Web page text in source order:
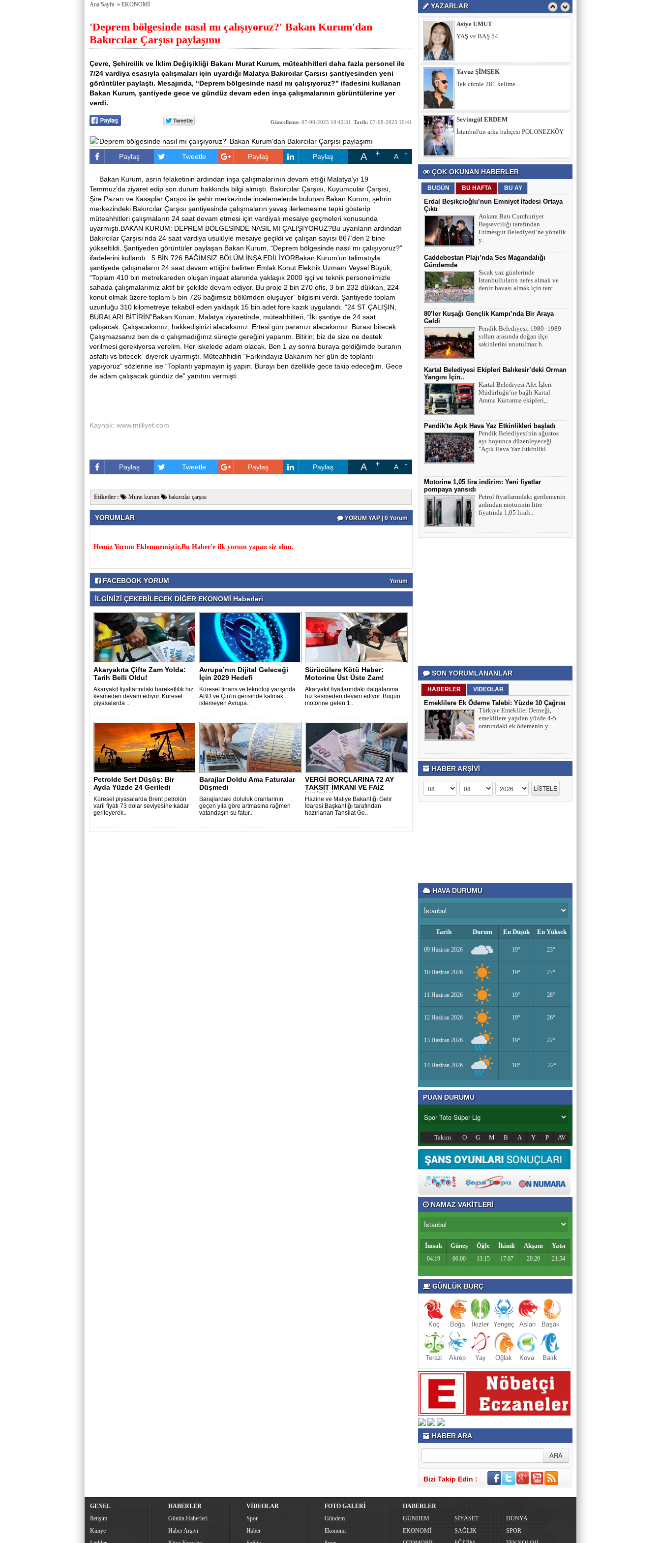
porno
escort
antalya
escort
bursa
escort
bursa
escort
alanya
Genel
şehir
rehberi
Takviye
Ana Sayfa » EKONOMİ
'Deprem bölgesinde nasıl mı çalışıyoruz?' Bakan Kurum'dan
Bakırcılar Çarşısı paylaşımı
Çevre, Şehircilik ve İklim Değişikliği Bakanı Murat Kurum, müteahhitleri daha fazla personel ile
7/24 vardiya esasıyla çalışmaları için uyardığı Malatya Bakırcılar Çarşısı şantiyesinden yeni
görüntüler paylaştı. Mesajında, “Deprem bölgesinde nasıl mı çalışıyoruz?” ifadesini kullanan
Bakan Kurum, şantiyede gece ve gündüz devam eden inşa çalışmalarının görüntülerine yer
verdi.
Güncelleme: 07-08-2025 10:42:31 Tarih: 07-08-2025 10:41
Paylaş Tweetle Paylaş Paylaş A A
Bakan Kurum, asrın felaketinin ardından inşa çalışmalarının devam ettiği Malatya’yı 19
Temmuz’da ziyaret edip son durum hakkında bilgi almıştı. Bakırcılar Çarşısı, Kuyumcular Çarşısı,
Şire Pazarı ve Kasaplar Çarşısı ile şehir merkezinde incelemelerde bulunan Bakan Kurum, şehrin
merkezindeki Bakırcılar Çarşısı şantiyesinde çalışmaların yavaş ilerlemesine tepki gösterip
müteahhitleri çalışmaların 24 saat devam etmesi için vardiyalı mesaiye geçmeleri konusunda
uyarmıştı.BAKAN KURUM: DEPREM BÖLGESİNDE NASIL MI ÇALIŞIYORUZ?Bu uyarıların ardından
Bakırcılar Çarşısı’nda 24 saat vardiya usulüyle mesaiye geçildi ve çalışan sayısı 867’den 2 bine
yükseltildi. Şantiyeden görüntüler paylaşan Bakan Kurum, “Deprem bölgesinde nasıl mı çalışıyoruz?”
ifadelerini kullandı. 5 BİN 726 BAĞIMSIZ BÖLÜM İNŞA EDİLİYORBakan Kurum’un talimatıyla
şantiyede çalışmaların 24 saat devam ettiğini belirten Emlak Konut Elektrik Uzmanı Veysel Büyük,
“Toplam 410 bin metrekareden oluşan inşaat alanında yaklaşık 2000 işçi ve teknik personelimizle
sahada çalışmalarımız aktif bir şekilde devam ediyor. Bu proje 2 bin 270 ofis, 3 bin 232 dükkan, 224
konut olmak üzere toplam 5 bin 726 bağımsız bölümden oluşuyor” bilgisini verdi. Şantiyede toplam
uzunluğu 310 kilometreye tekabül eden yaklaşık 15 bin adet fore kazık uygulandı. “24 ST ÇALIŞIN,
BURALARI BİTİRİN”Bakan Kurum, Malatya ziyaretinde, müteahhitleri, “İki şantiye de 24 saat
çalışacak. Çalışacaksınız, hakkedişinizi alacaksınız. Ertesi gün paranızı alacaksınız. Burası bitecek.
Çalışmazsanız ben de o çalışmadığınız süreçte gereğini yaparım. Bitirin; biz de size ne destek
verilmesi gerekiyorsa verelim. Her iskelede adam olacak. Ben 1 ay sonra buraya geldiğimde buranın
asfaltı vs bitecek” diyerek uyarmıştı. Müteahhidin “Farkındayız Bakanım her gün de toplantı
yapıyoruz” sözlerine ise “Toplantı yapmayın iş yapın. Burayı ben özellikle gece takip edeceğim. Gece
de adam çalışacak gündüz de” yanıtını vermişti.
Kaynak: www.milliyet.com
Paylaş Tweetle Paylaş Paylaş A A
Etiketler : Murat kurum bakırcılar çarşısı
YORUMLAR YORUM YAP | 0 Yorum
Henüz Yorum Eklenmemiştir.Bu Haber'e ilk yorum yapan siz olun.
FACEBOOK YORUM Yorum
İLGİNİZİ ÇEKEBİLECEK DİĞER EKONOMİ Haberleri
Akaryakıta Çifte Zam Yolda:
Tarih Belli Oldu!
Akaryakıt fiyatlarındaki hareketlilik hız
kesmeden devam ediyor. Küresel
piyasalarda ..
Avrupa’nın Dijital Geleceği
İçin 2029 Hedefi
Küresel finans ve teknoloji yarışında
ABD ve Çin'in gerisinde kalmak
istemeyen Avrupa..
Sürücülere Kötü Haber:
Motorine Üst Üste Zam!
Akaryakıt fiyatlarındaki dalgalanma
hız kesmeden devam ediyor. Bugün
motorine gelen 1..
Petrolde Sert Düşüş: Bir
Ayda Yüzde 24 Geriledi
Küresel piyasalarda Brent petrolün
varil fiyatı 73 dolar seviyesine kadar
gerileyerek..
Barajlar Doldu Ama Faturalar
Düşmedi
Barajlardaki doluluk oranlarının
geçen yıla göre artmasına rağmen
vatandaşın su fatur..
VERGİ BORÇLARINA 72 AY
TAKSİT İMKANI VE FAİZ
İNDİRİMİ..
Hazine ve Maliye Bakanlığı Gelir
İdaresi Başkanlığı tarafından
hazırlanan Tahsilat Ge..
YAZARLAR
Yavuz ŞİMŞEK
Tek cümle 281 kelime...
Sevimgül ERDEM
Ömer ERDEM
Memura Çifte İkramiye, Emekliye Sabır
Fatih Şimşek
Z Kuşağını Anlamak
Adnan Can ATAMAN
Mutant virüsler tam aşılanmış kişileri tehdit
eder mi?
Asiye UMUT
YAŞ ve BAŞ 54
Yavuz ŞİMŞEK
Tek cümle 281 kelime...
ÇOK OKUNAN HABERLER
BUGÜN BU HAFTA BU AY
Erdal Beşikçioğlu’nun Emniyet İfadesi Ortaya
Çıktı
Ankara Batı Cumhuriyet
Başsavcılığı tarafından
Etimesgut Belediyesi’ne yönelik
y..
Caddebostan Plajı’nda Ses Magandalığı
Gündemde
Sıcak yaz günlerinde
İstanbulluların nefes almak ve
deniz havası almak için terc..
80’ler Kuşağı Gençlik Kampı’nda Bir Araya
Geldi
Pendik Belediyesi, 1980–1989
yılları arasında doğan ilçe
sakinlerini unutulmaz b..
Kartal Belediyesi Ekipleri Balıkesir’deki Orman
Yangını İçin..
Kartal Belediyesi Afet İşleri
Müdürlüğü’ne bağlı Kartal
Arama Kurtarma ekipleri,..
Pendik'te Açık Hava Yaz Etkinlikleri başladı
Pendik Belediyesi'nin ağustos
ayı boyunca düzenleyeceği
"Açık Hava Yaz Etkinlikl..
Motorine 1,05 lira indirim: Yeni fiyatlar
pompaya yansıdı
Petrol fiyatlarındaki gerilemenin
ardından motorinin litre
fiyatında 1,05 liralı..
porno
izle
antalya
escort
antalya
escort
antalya
escort
bursa
escort
bursa
alanya
escort
Genel
Hesap
Türkiye
şehir
rehberi
Takviye
karşılaştırmaları
SON YORUMLANANLAR
HABERLER VİDEOLAR
Emeklilere Ek Ödeme Talebi: Yüzde 10 Çağrısı
Türkiye Emekliler Derneği,
emeklilere yapılan yüzde 4-5
oranındaki ek ödemenin y..
HABER ARŞİVİ
HAVA DURUMU
Tarih Durum En Düşük En Yüksek
09 Haziran 2026 19° 23°
10 Haziran 2026 19° 27°
11 Haziran 2026 19° 28°
12 Haziran 2026 19° 26°
13 Haziran 2026 19° 22°
14 Haziran 2026 18° 22°
PUAN DURUMU
Takım O G M B A Y P AV
NAMAZ VAKİTLERİ
İmsak Güneş Öğle İkindi Akşam Yatsı
04:19 06:00 13:15 17:07 20:20 21:54
GÜNLÜK BURÇ
Koç Boğa İkizler Yengeç Aslan Başak
Terazi Akrep Yay Oğlak Kova Balık
HABER ARA
Bizi Takip Edin :
GENEL
İletişim
Künye
HABERLER
Günün Haberleri
Haber Arşivi
VİDEOLAR
Spor
Haber
FOTO GALERİ
Gündem
Ekonomi
HABERLER
GÜNDEM
SİYASET
DÜNYA
EKONOMİ
SAĞLIK
SPOR